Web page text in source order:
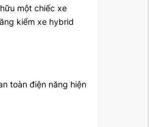
một chiếc xe
kiểm xe hybrid
toàn điện năng hiện